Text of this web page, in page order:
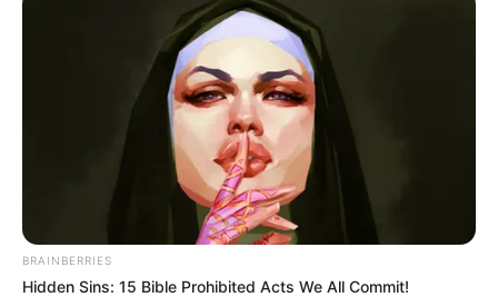
Ο γιος μου Hunter !! Ξεκινάει τον
Σεπτέμβρη η προβολή της ταινίας...
Παρασκευή, 19 Αυγούστου 2022, 15:24
ΘΑ ΓΙΝΕΙ ΧΑMΟΣ – Στις...
BRAINBERRIES
Hidden Sins: 15 Bible Prohibited Acts We All Commit!